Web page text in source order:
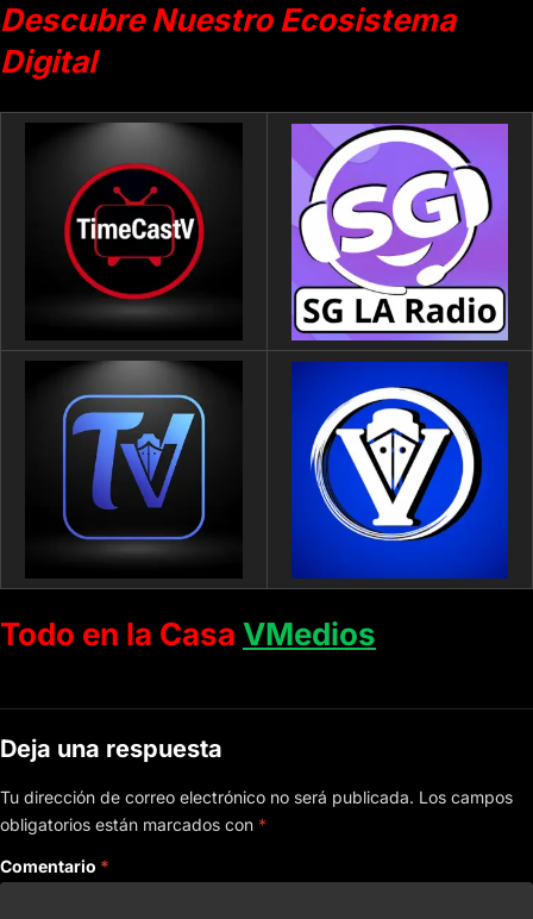
Descubre Nuestro Ecosistema
Digital
Todo en la Casa VMedios
Deja una respuesta
Tu dirección de correo electrónico no será publicada. Los campos
obligatorios están marcados con *
Comentario *